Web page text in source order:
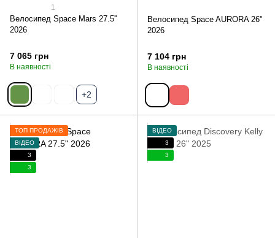
1
Велосипед Space Mars 27.5''
2026
7 065 грн
В наявності
+2
Велосипед Space AURORA 26"
2026
7 104 грн
В наявності
ТОП ПРОДАЖІВ
ВІДЕО
3
3
ВІДЕО
3
3